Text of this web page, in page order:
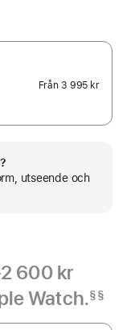
Från 3 995 kr
utseende och
600 kr
Watch.§§